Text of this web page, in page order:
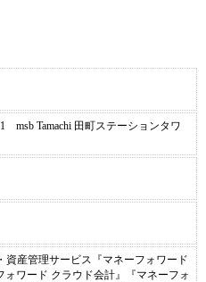
msb Tamachi 田町ステーションタワ
資産管理サービス『マネーフォワード
ワード クラウド会計』『マネーフォ